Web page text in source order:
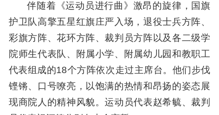
伴随着《运动员进行曲》激昂的旋律，国旗
护卫队高擎五星红旗庄严入场，退役士兵方阵、
彩旗方阵、花环方阵、裁判员方阵以及各二级学
院师生代表队、附属小学、附属幼儿园和教职工
代表组成的18个方阵依次走过主席台。他们步伐
铿锵、口号嘹亮，以饱满的热情和昂扬的姿态展
现商院人的精神风貌。运动员代表赵希毓、裁判